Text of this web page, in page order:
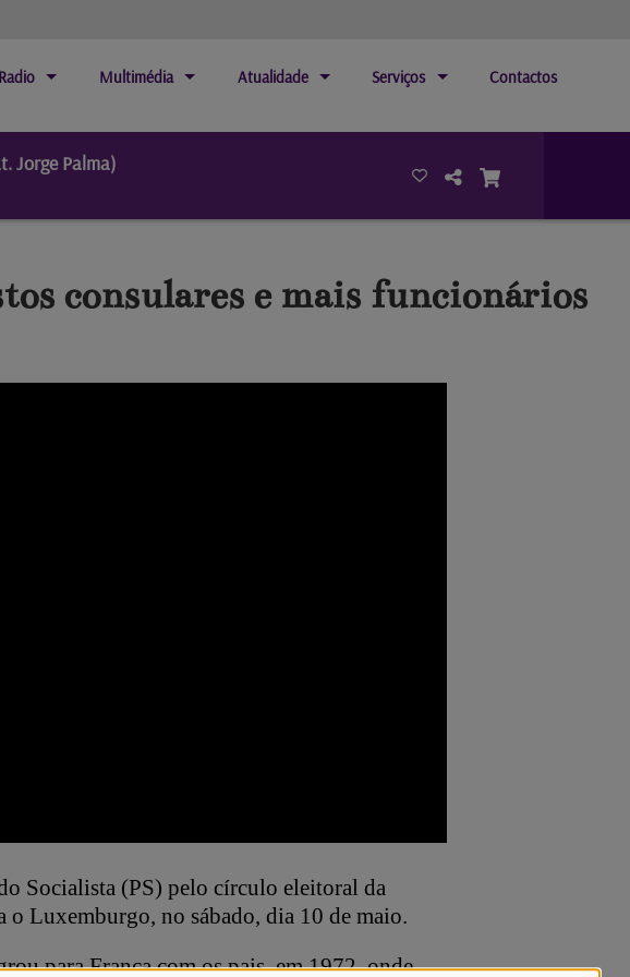
Radio Multimédia Atualidade Serviços Contactos
Jorge Palma)
consulares e mais funcionários
Socialista (PS) pelo círculo eleitoral da
o Luxemburgo, no sábado, dia 10 de maio.
para França com os pais, em 1972, onde